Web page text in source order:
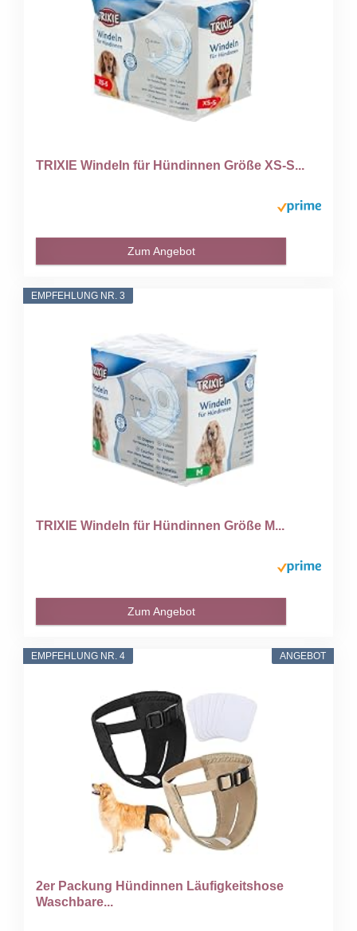
TRIXIE Windeln für Hündinnen Größe XS-S...
Zum Angebot
EMPFEHLUNG NR. 3
TRIXIE Windeln für Hündinnen Größe M...
Zum Angebot
ANGEBOT
EMPFEHLUNG NR. 4
2er Packung Hündinnen Läufigkeitshose
Waschbare...